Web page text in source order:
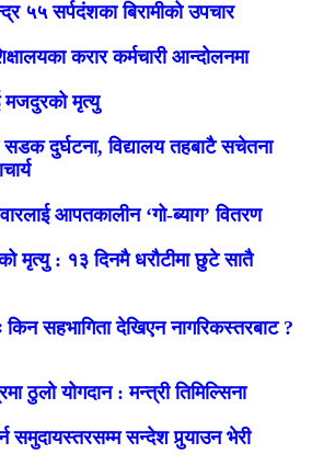
५५ सर्पदंशका बिरामीको उपचार
करार कर्मचारी आन्दोलनमा
मजदुरको मृत्यु
सडक दुर्घटना, विद्यालय तहबाटै सचेतना
आपतकालीन ‘गो-ब्याग’ वितरण
मृत्यु : १३ दिनमै धरौटीमा छुटे सातै
किन सहभागिता देखिएन नागरिकस्तरबाट ?
ठुलो योगदान : मन्त्री तिमिल्सिना
समुदायस्तरसम्म सन्देश पुर्‍याउन भेरी